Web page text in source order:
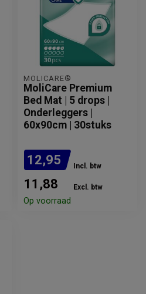
​MOLICARE®
​MoliCare Premium
Bed Mat | 5 drops |
Onderleggers |
60x90cm | 30stuks
12,95 Incl. btw
11,88 Excl. btw
Op voorraad